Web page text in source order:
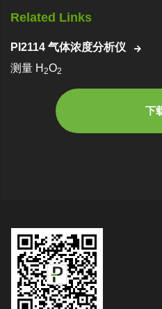
Related Links
PI2114 气体浓度分析仪
测量 H 2O2
下